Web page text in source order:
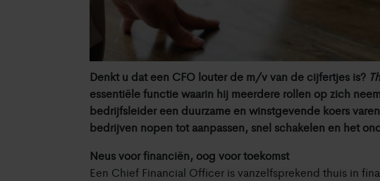
Denkt u dat een CFO louter de m/v van de cijfertjes is?
essentiële functie waarin hij meerdere rollen op zich
bedrijfsleider een duurzame en winstgevende koers
bedrijven nopen tot aanpassen, snel schakelen en het
Neus voor financiën, oog voor toekomst
Een Chief Financial Officer is vanzelfsprekend thuis in